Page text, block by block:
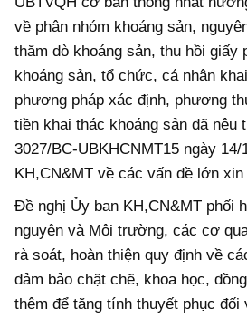
về phân nhóm khoáng sản,
thăm dò khoáng sản, thu hồi giấy
khoáng sản, tổ chức, cá nhân
phương pháp xác định, phương
tiền khai thác khoáng sản đã nêu
3027/BC-UBKHCNMT15 ngày
KH,CN&MT về các vấn đề lớn
Đề nghị Ủy ban KH,CN&MT phối
nguyên và Môi trường, các cơ
rà soát, hoàn thiện quy định về
đảm bảo chặt chẽ, khoa học,
thêm để tăng tính thuyết phục đối